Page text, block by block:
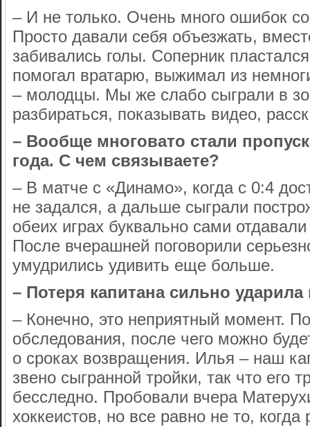
– И не только. Очень много ошибок
Просто давали себя объезжать,
забивались голы. Соперник
помогал вратарю, выжимал из
– молодцы. Мы же слабо сыграли в
разбираться, показывать видео,
– Вообще многовато стали
года. С чем связываете?
– В матче с «Динамо», когда с 0:4
не задался, а дальше сыграли
обеих играх буквально сами
После вчерашней поговорили
умудрились удивить еще больше.
– Потеря капитана сильно
– Конечно, это неприятный момент.
обследования, после чего можно
о сроках возвращения. Илья – наш
звено сыгранной тройки, так что его
бесследно. Пробовали вчера
хоккеистов, но все равно не то, когда